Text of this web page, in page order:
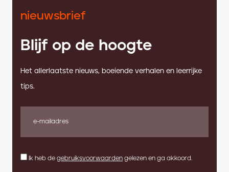
nieuwsbrief
Blijf op de hoogte
Het allerlaatste nieuws, boeiende verhalen en leerrijke
tips.
Ik heb de gebruiksvoorwaarden gelezen en ga akkoord.